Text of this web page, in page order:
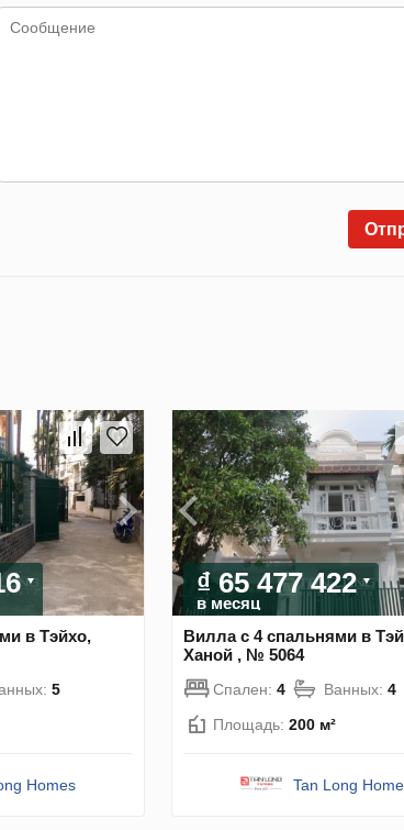
в Тэйхо,
5
Homes
₫ 65 477 422
в месяц
Вилла с 4 спальнями в
Ханой , № 5064
Спален: 4 Ванных: 4
Площадь: 200 м²
Tan Long